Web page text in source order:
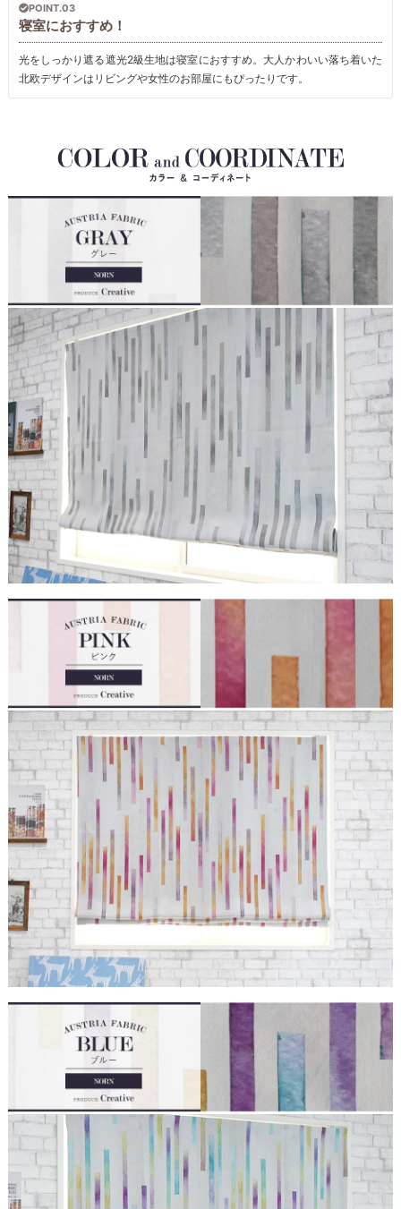
POINT.03
寝室におすすめ！
光をしっかり遮る遮光2級生地は寝室におすすめ。大人かわいい落ち着いた
北欧デザインはリビングや女性のお部屋にもぴったりです。